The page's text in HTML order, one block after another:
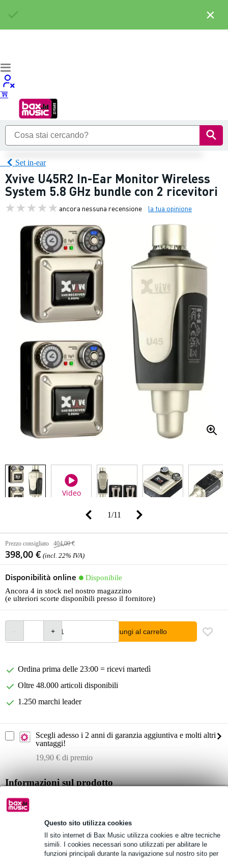
Questo sito utilizza cookies
Il sito internet di Bax Music utilizza cookies e altre tecniche
simili. I cookies necessari sono utilizzati per abilitare le
funzioni principali durante la navigazione sul nostro sito per
Set in-ear
Xvive U45R2 In-Ear Monitor Wireless
System 5.8 GHz bundle con 2 ricevitori
ancora nessuna recensione la tua opinione
Video
1/11
Prezzo consigliato 404,00 €
398,00 € (incl. 22% IVA)
Disponibilità online
Disponibile
Ancora 4 in stock nel nostro magazzino
(e ulteriori scorte disponibili presso il fornitore)
Aggiungi al carrello
Ordina prima delle 23:00 = ricevi martedì
Oltre 48.000 articoli disponibili
1.250 marchi leader
Scegli adesso i 2 anni di garanzia aggiuntiva e molti altri
vantaggi!
19,90 € di premio
Informazioni sul prodotto
sistema wireless intrauricolare
set con 1 trasmettitore e 2 ricevitori
funzionamento plug-and-play
Specifiche complete
×